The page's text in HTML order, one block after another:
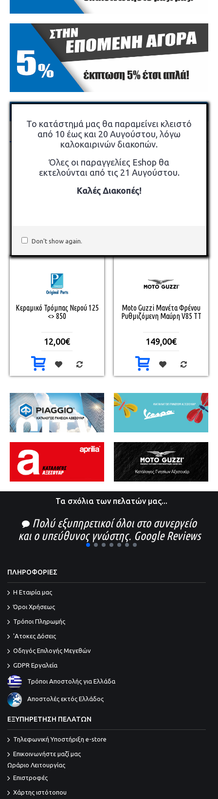
Το κατάστημά μας θα παραμείνει κλειστό
από 10 έως και 20 Αυγούστου, λόγω
καλοκαιρινών διακοπών.
Όλες οι παραγγελίες Eshop θα
εκτελούνται από τις 21 Αυγούστου.
Καλές Διακοπές!
Don't show again.
Όσοι αγόρασαν αυτό το προϊόν αγόρασαν επίσης
Κεραμικό Τρόμπας Νερού 125
<> 850
12,00€
Moto Guzzi Μανέτα Φρένου
Ρυθμιζόμενη Μαύρη V85 TT
149,00€
Τα σχόλια των πελατών μας...
Πολύ εξυπηρετικοί όλοι στο συνεργείο
και ο υπεύθυνος γνώστης. Google Reviews
1 2 3 4 5 6 7
ΠΛΗΡΟΦΟΡΙΕΣ
Η Εταιρία μας
Όροι Χρήσεως
Τρόποι Πληρωμής
'Ατοκες Δόσεις
Οδηγός Επιλογής Μεγεθών
GDPR Εργαλεία
Τρόποι Αποστολής για Ελλάδα
Αποστολές εκτός Ελλάδος
ΕΞΥΠΗΡΕΤΗΣΗ ΠΕΛΑΤΩΝ
Τηλεφωνική Υποστήριξη e-store
Επικοινωνήστε μαζί μας
Ωράριο Λειτουργίας
Επιστροφές
Χάρτης ιστότοπου